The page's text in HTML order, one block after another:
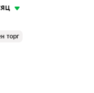
торг